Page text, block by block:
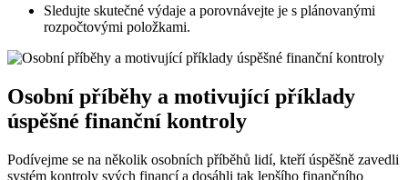
Sledujte skutečné výdaje a porovnávejte je s plánovanými
rozpočtovými položkami.
Osobní příběhy a motivující příklady
úspěšné finanční kontroly
Podívejme se na několik osobních příběhů lidí, kteří úspěšně zavedli
systém kontroly svých financí a dosáhli tak lepšího finančního